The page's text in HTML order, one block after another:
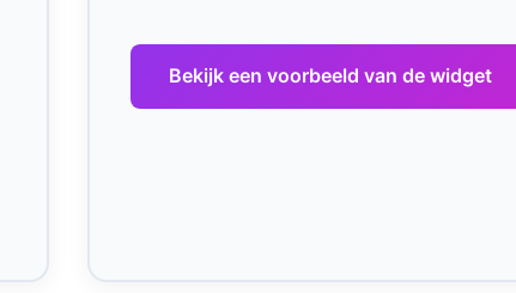
Bekijk een voorbeeld van de widget